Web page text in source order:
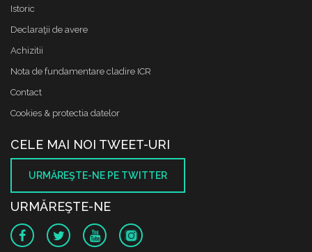
Istoric
Declaraţii de avere
Achizitii
Nota de fundamentare cladire ICR
Contact
Cookies & protectia datelor
CELE MAI NOI TWEET-URI
URMĂREŞTE-NE PE TWITTER
URMĂREŞTE-NE